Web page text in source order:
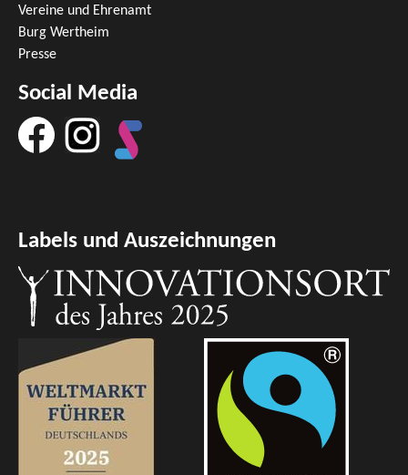
Vereine und Ehrenamt
Burg Wertheim
Presse
Social Media
Labels und Auszeichnungen